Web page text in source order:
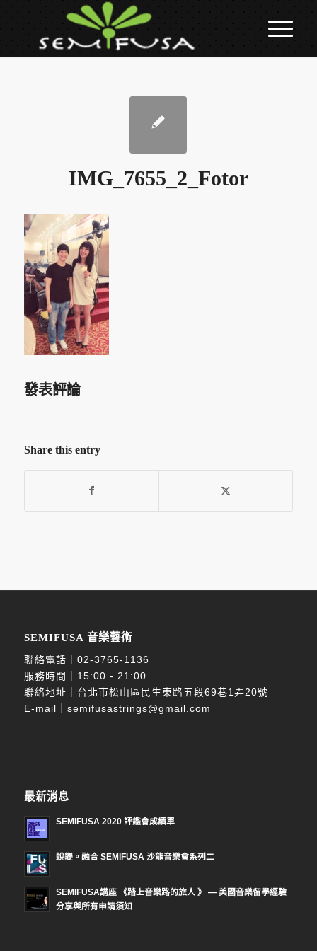
IMG_7655_2_Fotor
發表評論
Share this entry
SEMIFUSA 音樂藝術
聯絡電話｜ 02-3765-1136
服務時間｜15:00 - 21:00
聯絡地址｜台北市松山區民生東路五段69巷1弄20號
E-mail｜ semifusastrings@gmail.com
最新消息
SEMIFUSA 2020 評鑑會成績單
蛻變。融合 SEMIFUSA 沙龍音樂會系列二
SEMIFUSA講座 《踏上音樂路的旅人 》 — 美國音樂留學經驗
分享與所有申請須知